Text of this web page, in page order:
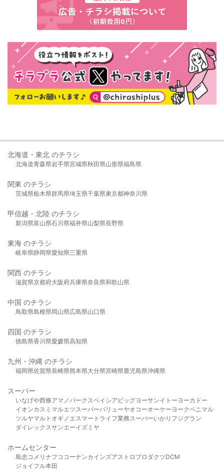
北海道・東北 のチラシ
北海道青森県岩手県宮城県秋田県山形県福島県
関東 のチラシ
茨城県栃木県群馬県埼玉県千葉県東京都神奈川県
甲信越・北陸 のチラシ
新潟県富山県石川県福井県山梨県長野県
東海 のチラシ
岐阜県静岡県愛知県三重県
関西 のチラシ
滋賀県京都府大阪府兵庫県奈良県和歌山県
中国 のチラシ
鳥取県島根県岡山県広島県山口県
四国 のチラシ
徳島県香川県愛媛県高知県
九州・沖縄 のチラシ
福岡県佐賀県長崎県熊本県大分県宮崎県鹿児島県沖縄県
スーパー
いなげや西條アマノパークスベイシア ビッグヨーサンイトーヨーカドー
イオンカスミ マルエツスーパーバリューヤオコーオーケー ヨークベニマル
ツルヤマルト オギノ エスマート ライフ業務スーパーいかり フジグラン
ダイレックスサンエーイズミヤ
ホームセンター
島忠 コメリ ナフコ コーナンカインズアストロプロダクツDCM
ジョイフル本田